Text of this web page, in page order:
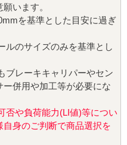
います。
を基準とした目安に過ぎ
のサイズのみを基準とし
ブレーキキャリパーやセン
併用や加工等が必要にな
否や負荷能力(LI値)等につい
身のご判断で商品選択を